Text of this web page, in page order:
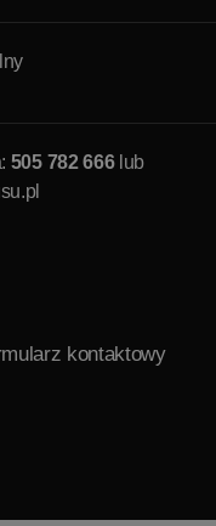
505 782 666lub
kontaktowy